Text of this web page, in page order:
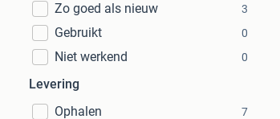
Zo goed als nieuw 3
Gebruikt 0
Niet werkend 0
Levering
Ophalen
7